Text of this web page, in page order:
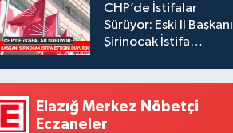
CHP’de İstifalar
Sürüyor: Eski İl Başkanı
Şirinocak İstifa
Elazığ Merkez Nöbetçi
Eczaneler